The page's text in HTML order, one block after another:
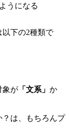
うになる
以下の2種類で
象が 「文系」 か
？は、もちろんプ